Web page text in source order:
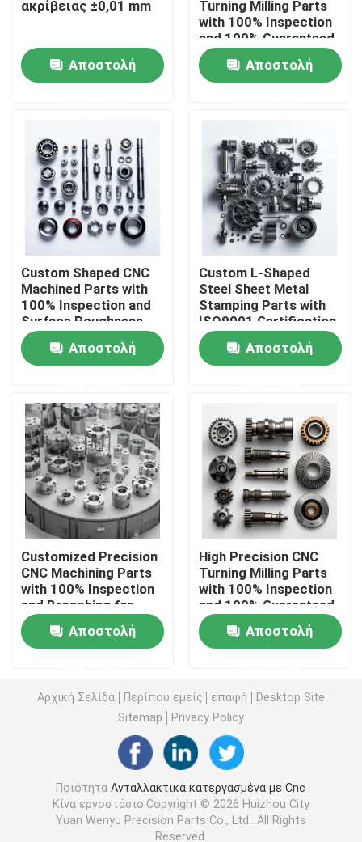
Σπίτι
Προϊόντα
Σχετικά με εμάς
Επισκεψή εργοστασίου
Έλεγχος ποιότητας
Επικοινωνήστε μαζί μας
Ειδήσεις
Ανταλλακτικά κατεργασμένα με Cnc
Ανταλλακτικά φρέζας CNC
CNC γυρίζοντας μέρη άλεσης
CNC μέρη ανοξείδωτου
CNC μέρη ορείχαλκου
Μέρη κοπής με λέιζερ
3D Τυποποιημένα Μέρη
ακρίβειας ±0,01 mm
Αποστολή
Turning Milling Parts
with 100% Inspection
and 100% Guaranteed
Precision CNC
Machined Parts
Αποστολή
Custom Shaped CNC
Machined Parts with
100% Inspection and
Surface Roughness
Min Ra 0.1~3.2
Precision Mechanical
Parts
Αποστολή
Custom L-Shaped
Steel Sheet Metal
Stamping Parts with
ISO9001 Certification
in Customized Sizes
and ColorsΑποστολή
Customized Precision
CNC Machining Parts
with 100% Inspection
and Broaching for
Stainless Steel and
AluminumΑποστολή
High Precision CNC
Turning Milling Parts
with 100% Inspection
and 100% Guaranteed
for Small Orders
AcceptedΑποστολή
Αρχική Σελίδα Περίπου εμείς επαφή
Desktop Site
Sitemap
Privacy Policy
ΠοιότηταΑνταλλακτικά κατεργασμένα με Cnc
Κίνα εργοστάσιο.Copyright © 2026 Huizhou City
Yuan Wenyu Precision Parts Co., Ltd.. All Rights
Reserved.